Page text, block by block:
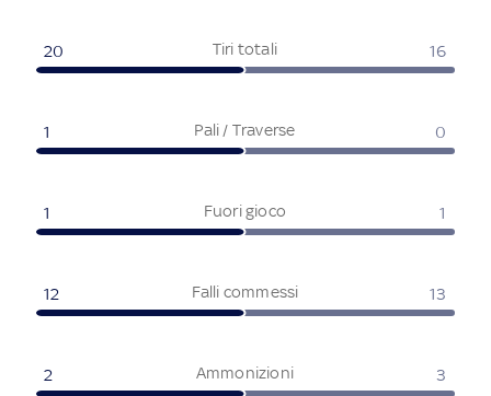
Tiri totali
20 16
Pali / Traverse
1 0
Fuori gioco
1 1
Falli commessi
12 13
Ammonizioni
2 3